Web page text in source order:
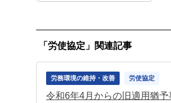
「労使協定」関連記事
労務環境の維持・改善 労使協定